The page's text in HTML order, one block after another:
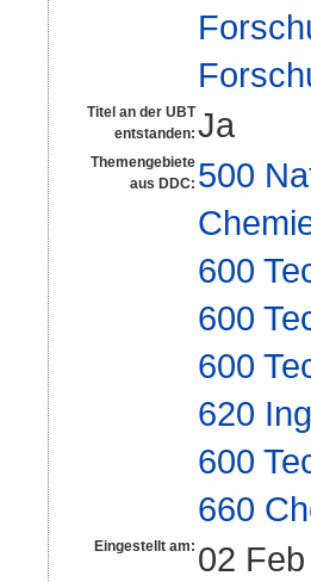
Titel an der UBT
entstanden: Ja
Themengebiete
aus DDC: 500
600
600
600
620
600
660
Eingestellt am: 02